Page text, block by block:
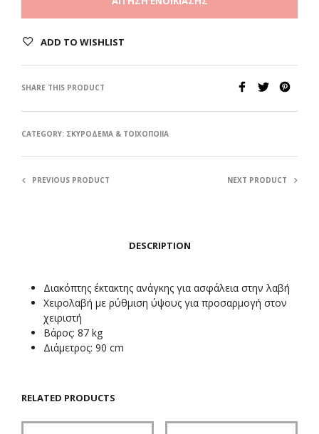
ADD TO WISHLIST
SHARE THIS PRODUCT
CATEGORY: ΣΚΥΡΌΔΕΜΑ & ΤΟΙΧΟΠΟΙΊΑ
PREVIOUS PRODUCT NEXT PRODUCT
DESCRIPTION
Διακόπτης έκτακτης ανάγκης για ασφάλεια στην λαβή
Χειρολαβή με ρύθμιση ύψους για προσαρμογή στον
χειριστή
Βάρος: 87 kg
Διάμετρος: 90 cm
RELATED PRODUCTS